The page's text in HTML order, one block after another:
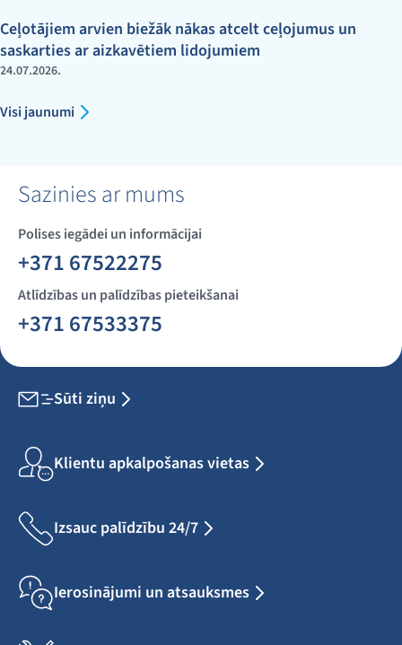
Ceļotājiem arvien biežāk nākas atcelt ceļojumus un
saskarties ar aizkavētiem lidojumiem
24.07.2026.
Visi jaunumi
Sazinies ar mums
Polises iegādei un informācijai
+371 67522275
Atlīdzības un palīdzības pieteikšanai
+371 67533375
Sūti ziņu
Klientu apkalpošanas vietas
Izsauc palīdzību 24/7
Ierosinājumi un atsauksmes